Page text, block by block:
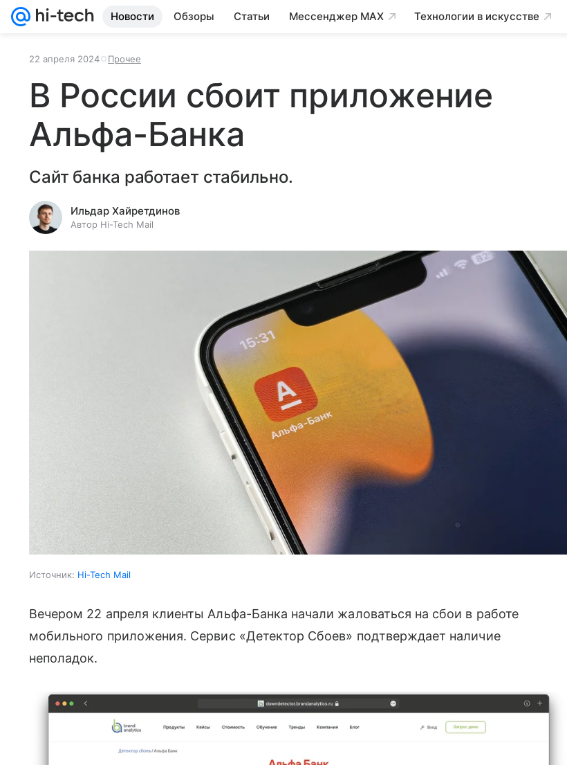
Новости Обзоры Статьи Мессенджер MAX Технологии в искусстве
22 апреля 2024 Прочее
В России сбоит приложение
Альфа-Банка
Сайт банка работает стабильно.
Ильдар Хайретдинов
Автор Hi-Tech Mail
Источник: Hi-Tech Mail
Вечером 22 апреля клиенты Альфа-Банка начали жаловаться на сбои в работе
мобильного приложения. Сервис «Детектор Сбоев» подтверждает наличие
неполадок.